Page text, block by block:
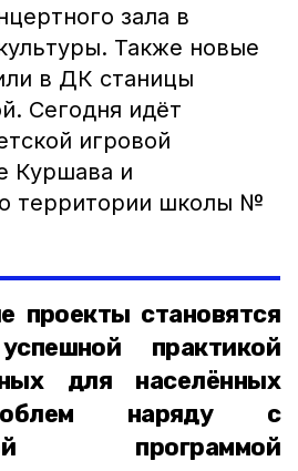
зала в
Также новые
в ДК станицы
Сегодня идёт
игровой
Куршава и
территории школы №
проекты становятся
практикой
для населённых
наряду с
программой